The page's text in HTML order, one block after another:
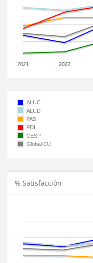
2021 2022
ALUC
ALUD
PAS
PDI
CESP
Global CU
% Satisfacción